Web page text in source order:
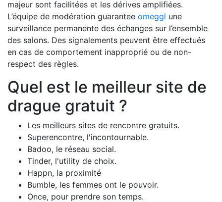
majeur sont facilitées et les dérives amplifiées.
L’équipe de modération guarantee omeggl une
surveillance permanente des échanges sur l’ensemble
des salons. Des signalements peuvent être effectués
en cas de comportement inapproprié ou de non-
respect des règles.
Quel est le meilleur site de
drague gratuit ?
Les meilleurs sites de rencontre gratuits.
Superencontre, l'incontournable.
Badoo, le réseau social.
Tinder, l'utility de choix.
Happn, la proximité
Bumble, les femmes ont le pouvoir.
Once, pour prendre son temps.